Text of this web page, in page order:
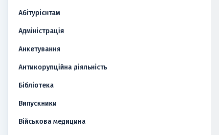
Абітурієнтам
Адміністрація
Анкетування
Антикорупційна діяльність
Бібліотека
Випускники
Військова медицина